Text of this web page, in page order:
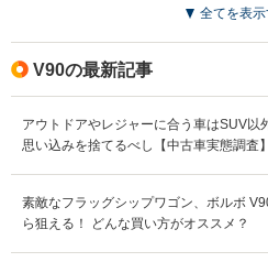
全てを表示
V90の最新記事
アウトドアやレジャーに合う車はSUV以
思い込みを捨てるべし【中古車実態調査】
素敵なフラッグシップワゴン、ボルボ
ら狙える！ どんな買い方がオススメ？